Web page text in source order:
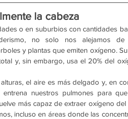
la cabeza
o en suburbios con cantidades
no solo nos alejamos
y plantas que emiten oxígeno.
y, sin embargo, usa el 20% del
el aire es más delgado y, en
nuestros pulmones para
más capaz de extraer oxígeno
incluso en áreas donde las